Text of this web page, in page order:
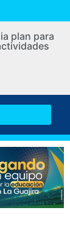
plan para